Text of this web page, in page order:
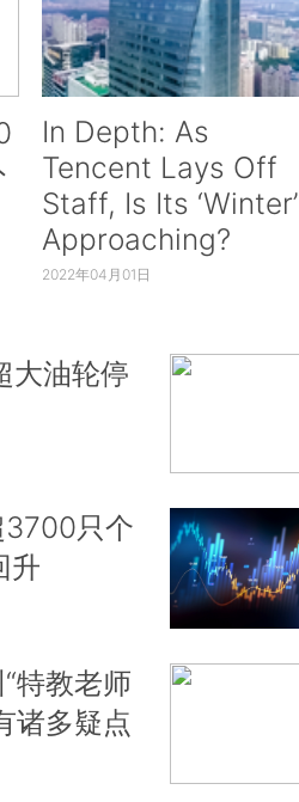
In Depth: As
Tencent Lays Off
Staff, Is Its ‘Winter’
Approaching?
2022年04月01日
大油轮停
3700只个
升
特教老师
诸多疑点